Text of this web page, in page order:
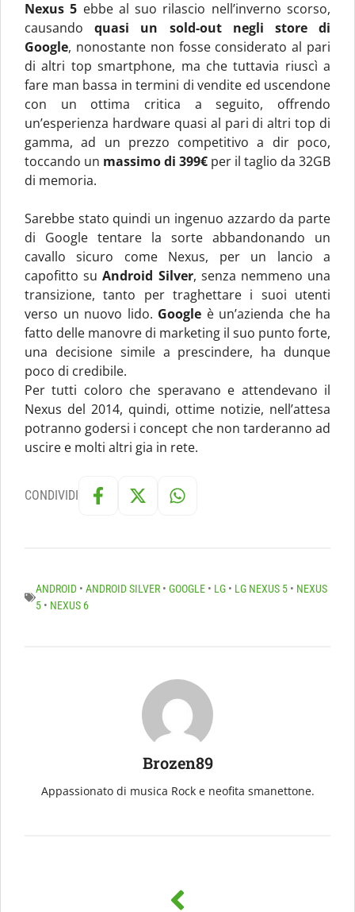
Nexus 5 ebbe al suo rilascio nell’inverno scorso,
causandoquasi un sold-out negli store di
Google, nonostante non fosse considerato al pari
di altri top smartphone, ma che tuttavia riuscì a
fare man bassa in termini di vendite ed uscendone
con un ottima critica a seguito, offrendo
un’esperienza hardware quasi al pari di altri top di
gamma, ad un prezzo competitivo a dir poco,
toccando un massimo di 399€ per il taglio da 32GB
di memoria.
Sarebbe stato quindi un ingenuo azzardo da parte
di Google tentare la sorte abbandonando un
cavallo sicuro come Nexus, per un lancio a
capofitto suAndroid Silver, senza nemmeno una
transizione, tanto per traghettare i suoi utenti
verso un nuovo lido. Google è un’azienda che ha
fatto delle manovre di marketing il suo punto forte,
una decisione simile a prescindere, ha dunque
poco di credibile.
Per tutti coloro che speravano e attendevano il
Nexus del 2014, quindi, ottime notizie, nell’attesa
potranno godersi i concept che non tarderanno ad
uscire e molti altri gia in rete.
CONDIVIDI
ANDROID • ANDROID SILVER • GOOGLE • LG • LG NEXUS 5 • NEXUS
5 • NEXUS 6
Brozen89
Appassionato di musica Rock e neofita smanettone.